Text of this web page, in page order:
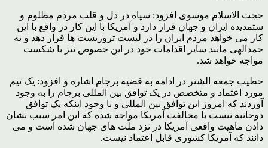
حجت الاسلام موسوی افزود: سپاه در دل و قلب مردم مظلوم و
ستمدیده ایران و جهان قرار دارد و آمریکا با این کار در واقع با این
کار می خواهد مردم ایران را در لیست تروریست ها قرار دهد و به
حمدالهی مانند سایر اقدامات خود در این خصوص نیز با شکست
مواجه خواهد شد.
خطیب جمعه الشتر در ادامه به قضیه برجام اشاره و افزود: یک تیم
مورد اعتماد و متخصص در یک توافق بین المللی برجام را به وجود
آوردند که امروز این توافق بین المللی و با وجود اینکه یک توافق
دوجانبه نیست با مخالفت آمریکا مواجه شده که این امر سبب نشان
دادن ماهیت واقعی آمریکا در نزد ملت های جهان شده است و می
دانند که آمریکا کشوری قابل اعتماد نیست.